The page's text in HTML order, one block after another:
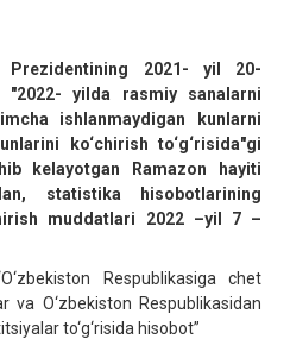
Prezidentining 2021- yil 20-
yilda rasmiy sanalarni
ishlanmaydigan kunlarni
ko‘chirish to‘g‘risida"gi
kelayotgan Ramazon hayiti
statistika hisobotlarining
muddatlari 2022 –yil 7 –
Respublikasiga chet
va O‘zbekiston Respublikasidan
to‘g‘risida hisobot”